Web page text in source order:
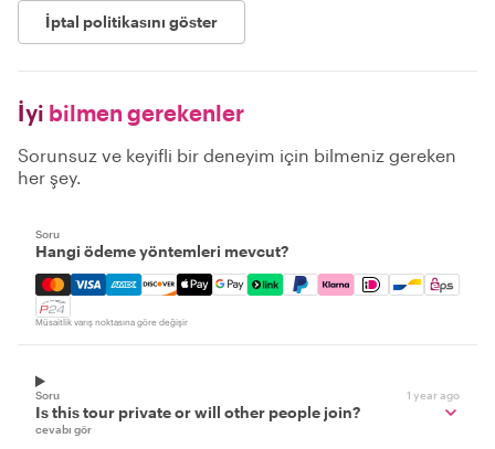
İptal politikasını göster
İyi bilmen gerekenler
Sorunsuz ve keyifli bir deneyim için bilmeniz gereken
her şey.
Soru
Hangi ödeme yöntemleri mevcut?
Mastercard, Visa, Amex, Discover, Apple Pay, Google
Müsaitlik varış noktasına göre değişir
Soru 1 year ago
Is this tour private or will other people join?
cevabı gör